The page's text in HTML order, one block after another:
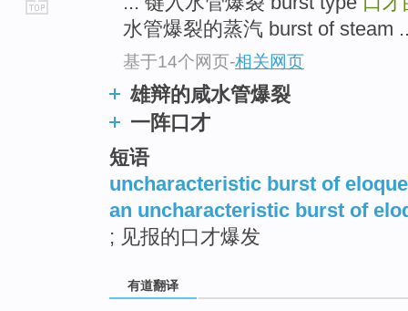
水管爆裂的蒸汽 burst of steam
基于14个网页-相关网页
雄辩的咸水管爆裂
一阵口才
短语
uncharacteristic burst of
an uncharacteristic burst of
; 见报的口才爆发
有道翻译